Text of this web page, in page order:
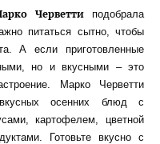
Черветти
подобрала
питаться сытно, чтобы
А если приготовленные
но и вкусными – это
Марко Черветти
осенних блюд с
картофелем, цветной
Готовьте вкусно с